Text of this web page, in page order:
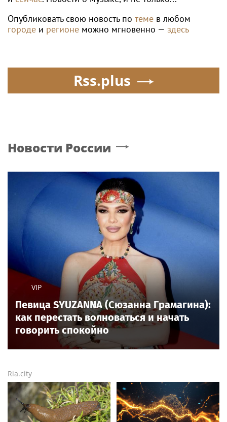
Опубликовать свою новость по теме в любом
городе и регионе можно мгновенно — здесь
Rss.plus
Новости России
VIP
Певица SYUZANNA (Сюзанна Грамагина):
как перестать волноваться и начать
говорить спокойно
Ria.city